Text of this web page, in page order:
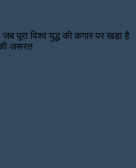
पूरा विश्व युद्ध की कगार पर खड़ा है
जरूरत